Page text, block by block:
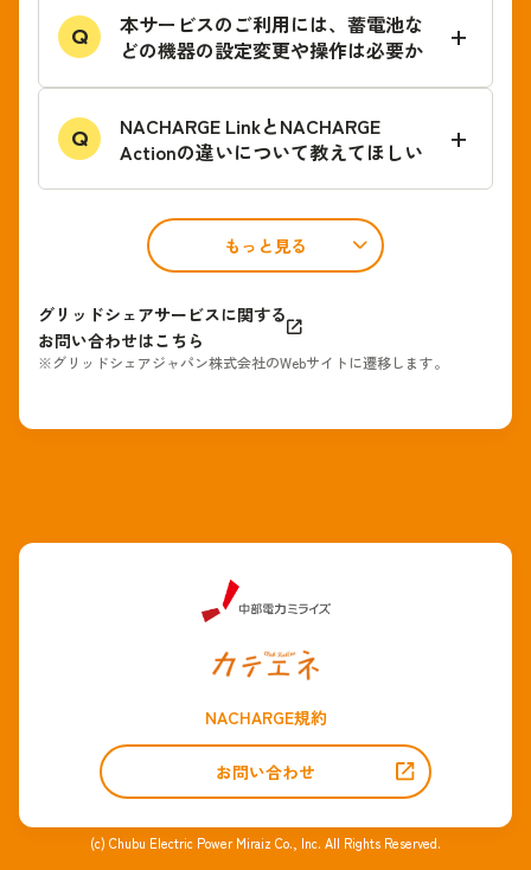
Q
本サービスのご利用には、蓄電池な
どの機器の設定変更や操作は必要か
Q
NACHARGE LinkとNACHARGE
Actionの違いについて教えてほしい
もっと見る
グリッドシェアサービスに関する
お問い合わせはこちら
※グリッドシェアジャパン株式会社のWebサイトに遷移します。
NACHARGE規約
お問い合わせ
(c) Chubu Electric Power Miraiz Co., Inc. All Rights Reserved.